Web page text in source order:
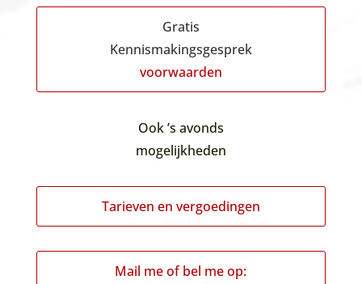
Gratis
Kennismakingsgesprek
voorwaarden
Ook ’s avonds
mogelijkheden
Tarieven en vergoedingen
Mail me of bel me op: